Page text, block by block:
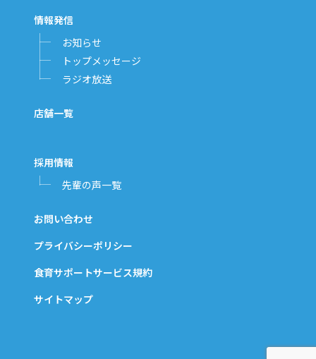
情報発信
お知らせ
トップメッセージ
ラジオ放送
店舗一覧
採用情報
先輩の声一覧
お問い合わせ
プライバシーポリシー
食育サポートサービス規約
サイトマップ